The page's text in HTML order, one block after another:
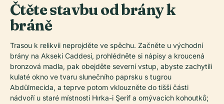
Čtěte stavbu od brány k
bráně
Trasou k relikvii neprojděte ve spěchu. Začněte u východní
brány na Akseki Caddesi, prohlédněte si nápisy a kroucená
bronzová madla, pak obejděte severní vstup, abyste zachytili
kulaté okno ve tvaru slunečního paprsku s tugrou
Abdülmecida, a teprve potom vklouzněte do tišší části
nádvoří u staré místnosti Hırka-i Şerif a omývacích kohoutků;